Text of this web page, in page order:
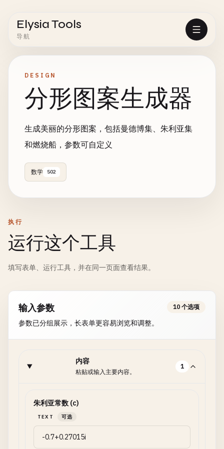
Elysia Tools
导航
DESIGN
分形图案生成器
生成美丽的分形图案，包括曼德博集、朱利亚集
和燃烧船，参数可自定义
数学 502
执行
运行这个工具
填写表单、运行工具，并在同一页面查看结果。
输入参数
参数已分组展示，长表单更容易浏览和调整。
10 个选项
内容
粘贴或输入主要内容。
1
朱利亚常数 (c)
TEXT 可选